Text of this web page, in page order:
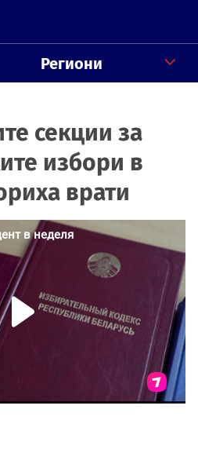
Региони
секции за
избори в
врати